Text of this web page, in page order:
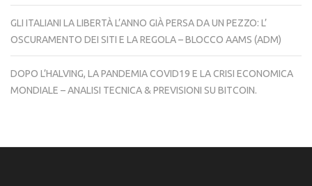
GLI ITALIANI LA LIBERTÀ L’ANNO GIÀ PERSA DA UN PEZZO: L’
OSCURAMENTO DEI SITI E LA REGOLA – BLOCCO AAMS (ADM)
DOPO L’HALVING, LA PANDEMIA COVID19 E LA CRISI ECONOMICA
MONDIALE – ANALISI TECNICA & PREVISIONI SU BITCOIN.